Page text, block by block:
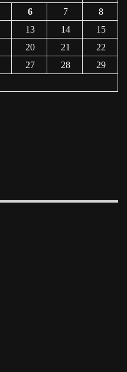
6 7
8
13 14
15
20 21
22
27 28
29